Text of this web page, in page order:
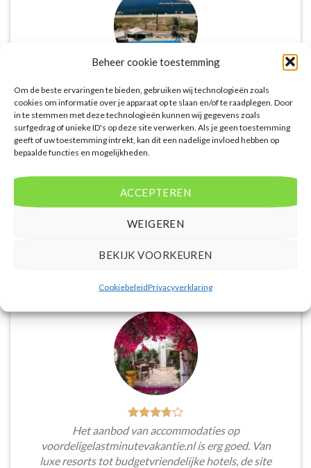
Beheer cookie toestemming
Om de beste ervaringen te bieden, gebruiken wij technologieën zoals
cookies om informatie over je apparaat op te slaan en/of te raadplegen. Door
in te stemmen met deze technologieën kunnen wij gegevens zoals
surfgedrag of unieke ID's op deze site verwerken. Als je geen toestemming
geeft of uw toestemming intrekt, kan dit een nadelige invloed hebben op
bepaalde functies en mogelijkheden.
ACCEPTEREN
WEIGEREN
BEKIJK VOORKEUREN
CookiebeleidPrivacyverklaring
De website biedt een groot aanbod van lastminute
deals naar diverse populaire
vakantiebestemmingen. Met handige filters kun je
eenvoudig zoeken op reisduur, bestemming en
continu vergeleken met andere aanbieders. Je hebt
dus altijd de garantie dat je de beste deal te pakken
hebt.
Het aanbod van accommodaties op
voordeligelastminutevakantie.nl is erg goed. Van
luxe resorts tot budgetvriendelijke hotels, de site